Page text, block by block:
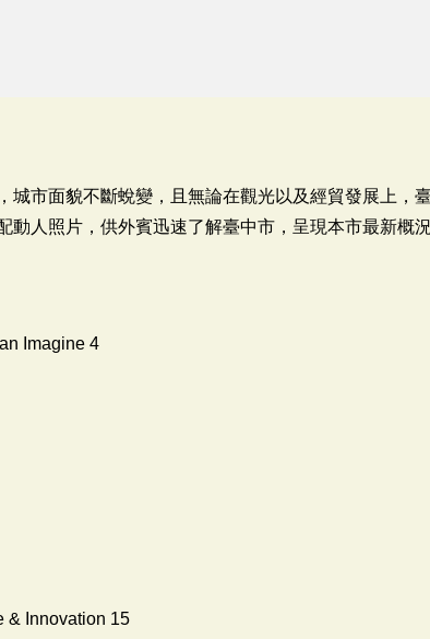
城市面貌不斷蛻變，且無論在觀光以及經貿發展上，
人照片，供外賓迅速了解臺中市，呈現本市最新概
Imagine 4
& Innovation 15